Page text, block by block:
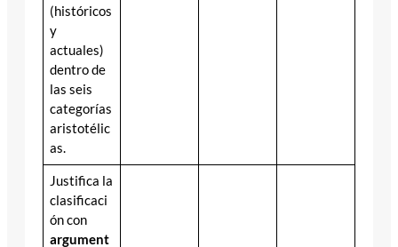
(históricos
y
actuales)
dentro de
las seis
categorías
aristotélic
as.
Justifica la
clasificaci
ón con
argument